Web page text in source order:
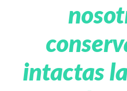
intactas